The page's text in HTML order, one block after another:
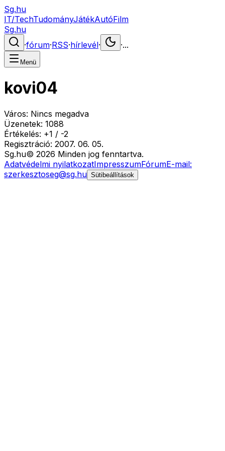
Sg.hu
IT/TechTudományJátékAutóFilm
Sg.hu
·fórum·RSS·hírlevél· ·...
Menü
kovi04
Város: Nincs megadva
Üzenetek: 1088
Értékelés: +1 / -2
Regisztráció: 2007. 06. 05.
Sg.hu© 2026 Minden jog fenntartva.
Adatvédelmi nyilatkozatImpresszumFórumE-mail:
szerkesztoseg@sg.hu Sütibeállítások